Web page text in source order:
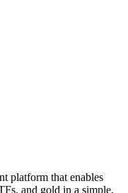
platform that enables
and gold in a simple,